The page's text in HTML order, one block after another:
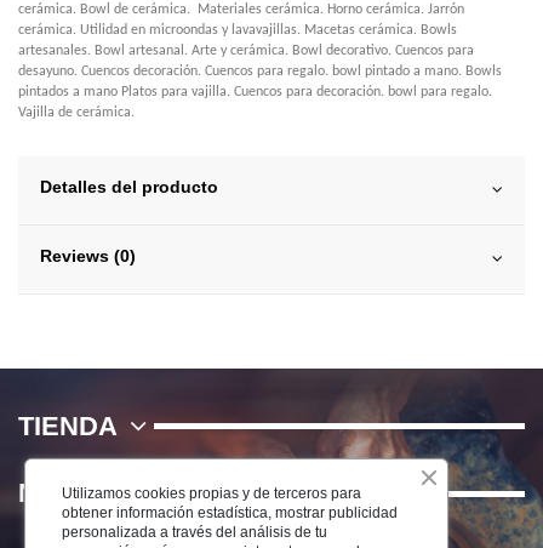
cerámica. Bowl de cerámica. Materiales cerámica. Horno cerámica. Jarrón
cerámica. Utilidad en microondas y lavavajillas. Macetas cerámica. Bowls
artesanales. Bowl artesanal. Arte y cerámica. Bowl decorativo. Cuencos para
desayuno. Cuencos decoración. Cuencos para regalo. bowl pintado a mano. Bowls
pintados a mano Platos para vajilla. Cuencos para decoración. bowl para regalo.
Vajilla de cerámica.
Detalles del producto
Reviews (0)
TIENDA
NOSOTROS
Utilizamos cookies propias y de terceros para
obtener información estadística, mostrar publicidad
personalizada a través del análisis de tu